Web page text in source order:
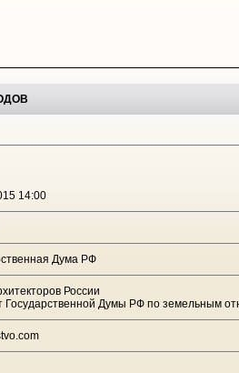
14:00
Дума РФ
России
Государственной Думы РФ по земельным